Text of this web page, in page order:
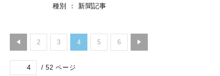
種別
： 新聞記事
2 3 4 5 6
/ 52 ページ